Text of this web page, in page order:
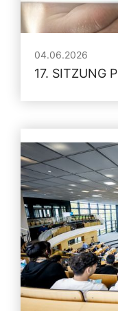
04.06.2026
17. SITZUNG